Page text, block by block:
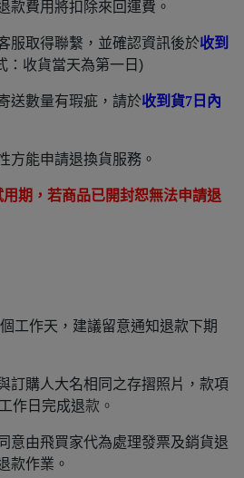
款費用將扣除來回運費。
服取得聯繫，並確認資訊後於收到
：收貨當天為第一日)
送數量有瑕疵，請於收到貨7日內
方能申請退換貨服務。
期，若商品已開封恕無法申請退
工作天，建議留意通知退款下期
訂購人大名相同之存摺照片，款項
作日完成退款。
意由飛買家代為處理發票及銷貨退
款作業。